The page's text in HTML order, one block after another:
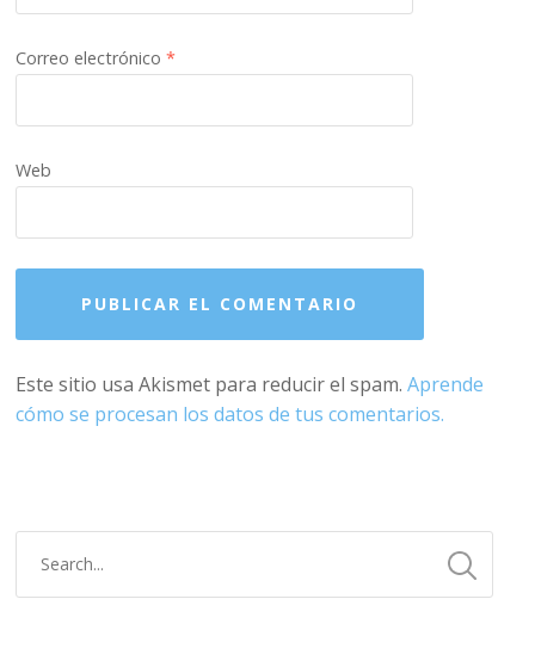
Correo electrónico*
Web
Este sitio usa Akismet para reducir el spam.Aprende
cómo se procesan los datos de tus comentarios.